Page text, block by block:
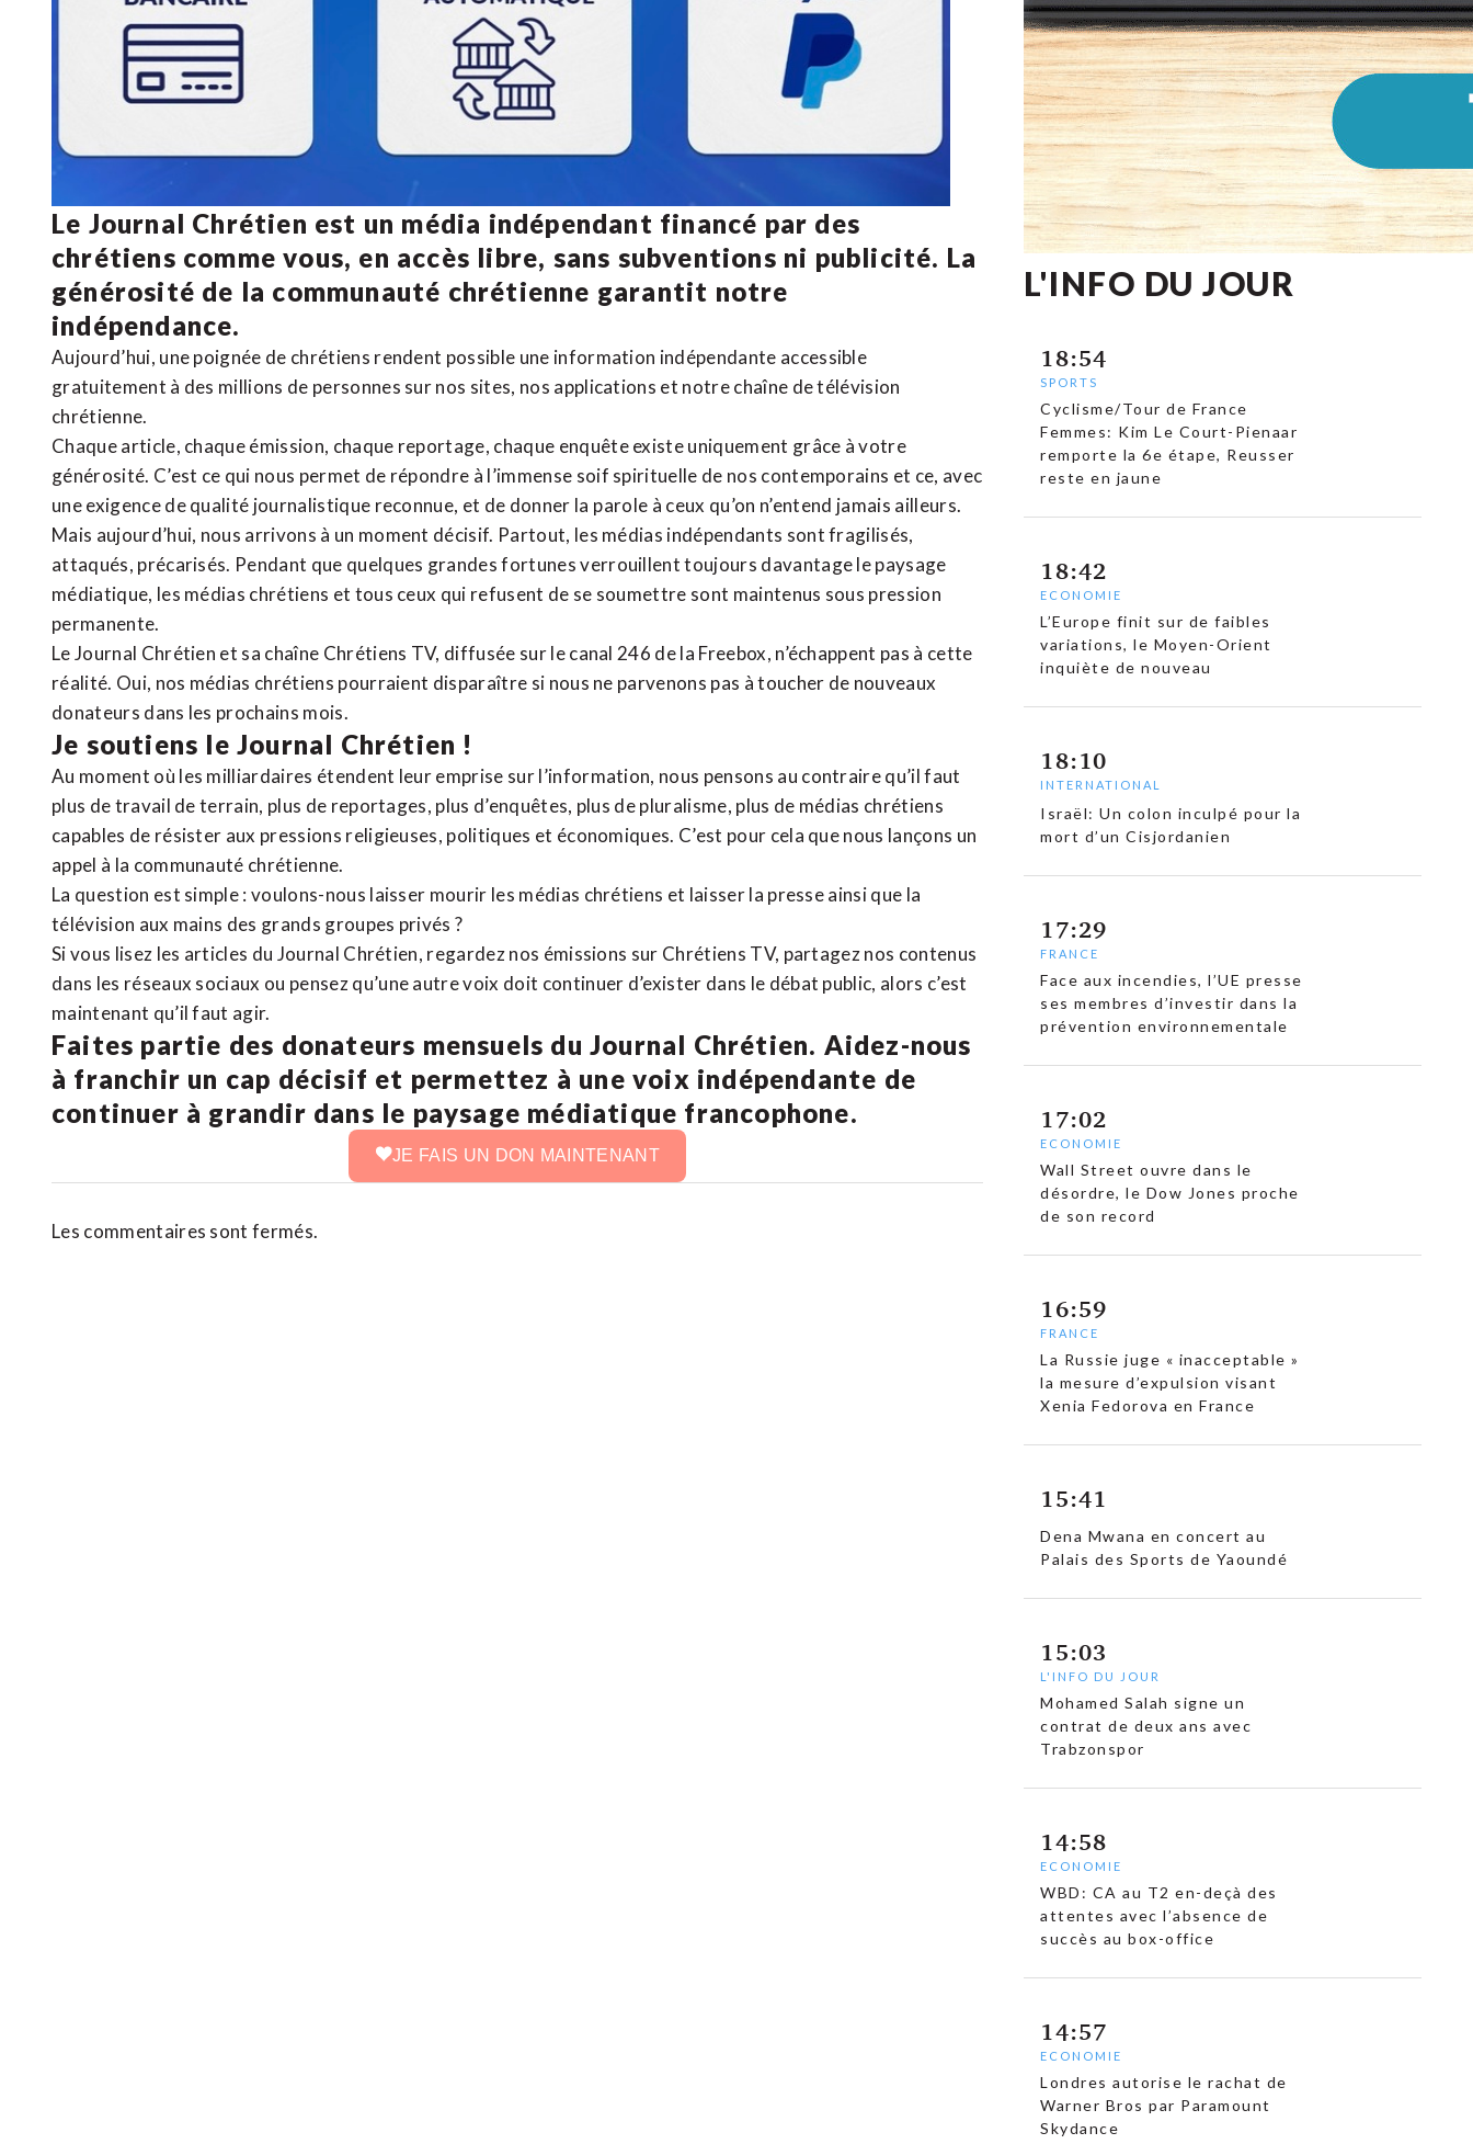
Le Journal Chrétien est un média indépendant financé par des
chrétiens comme vous, en accès libre, sans subventions ni publicité. La
générosité de la communauté chrétienne garantit notre
indépendance.
Aujourd’hui, une poignée de chrétiens rendent possible une information indépendante accessible
gratuitement à des millions de personnes sur nos sites, nos applications et notrechaîne de télévision
chrétienne.
Chaque article, chaque émission, chaque reportage, chaque enquête existe uniquement grâce à votre
générosité. C’est ce qui nous permet de répondre à l’immense soif spirituelle de nos contemporains et ce, avec
une exigence de qualité journalistique reconnue, et de donner la parole à ceux qu’on n’entend jamais ailleurs.
Mais aujourd’hui, nous arrivons à un moment décisif. Partout, les médias indépendants sont fragilisés,
attaqués, précarisés. Pendant que quelques grandes fortunes verrouillent toujours davantage le paysage
médiatique, les médias chrétiens et tous ceux qui refusent de se soumettre sont maintenus sous pression
permanente.
Le Journal Chrétien et sa chaîne Chrétiens TV, diffusée sur le canal 246 de la Freebox, n’échappent pas à cette
réalité. Oui, nos médias chrétiens pourraient disparaître si nous ne parvenons pas à toucher de nouveaux
donateurs dans les prochains mois.
Je soutiens le Journal Chrétien !
Au moment où les milliardaires étendent leur emprise sur l’information, nous pensons au contraire qu’il faut
plus de travail de terrain, plus de reportages, plus d’enquêtes, plus de pluralisme, plus de médias chrétiens
capables de résister aux pressions religieuses, politiques et économiques. C’est pour cela que nous lançons un
appel à la communauté chrétienne.
La question est simple : voulons-nous laisser mourir les médias chrétiens et laisser la presse ainsi que la
télévision aux mains des grands groupes privés ?
Si vous lisez les articles du Journal Chrétien, regardez nos émissions sur Chrétiens TV, partagez nos contenus
dans les réseaux sociaux ou pensez qu’une autre voix doit continuer d’exister dans le débat public, alors c’est
maintenant qu’il faut agir.
Faites partie des donateurs mensuels du Journal Chrétien. Aidez-nous
à franchir un cap décisif et permettez à une voix indépendante de
continuer à grandir dans le paysage médiatique francophone.
JE FAIS UN DON MAINTENANT
Les commentaires sont fermés.
L'INFO DU JOUR
18:54
SPORTS
Cyclisme/Tour de France
Femmes: Kim Le Court-Pienaar
remporte la 6e étape, Reusser
reste en jaune
18:42
ECONOMIE
L’Europe finit sur de faibles
variations, le Moyen-Orient
inquiète de nouveau
18:10
INTERNATIONAL
Israël: Un colon inculpé pour la
mort d’un Cisjordanien
17:29
FRANCE
Face aux incendies, l’UE presse
ses membres d’investir dans la
prévention environnementale
17:02
ECONOMIE
Wall Street ouvre dans le
désordre, le Dow Jones proche
de son record
16:59
FRANCE
La Russie juge « inacceptable »
la mesure d’expulsion visant
Xenia Fedorova en France
15:41
Dena Mwana en concert au
Palais des Sports de Yaoundé
15:03
L'INFO DU JOUR
Mohamed Salah signe un
contrat de deux ans avec
Trabzonspor
14:58
ECONOMIE
WBD: CA au T2 en-deçà des
attentes avec l’absence de
succès au box-office
14:57
ECONOMIE
Londres autorise le rachat de
Warner Bros par Paramount
Skydance